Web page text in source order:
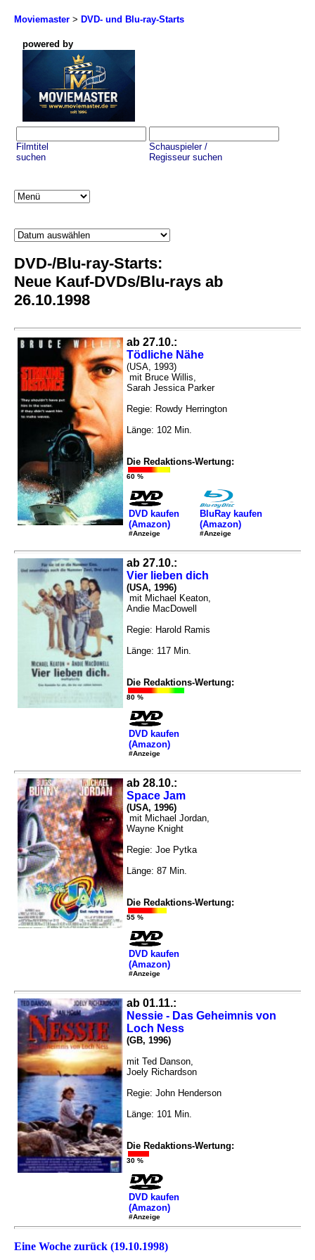
Moviemaster > DVD- und Blu-ray-Starts
powered by
Filmtitel
suchen
Schauspieler /
Regisseur suchen
DVD-/Blu-ray-Starts:
Neue Kauf-DVDs/Blu-rays ab
26.10.1998
ab 27.10.:
Tödliche Nähe
(USA, 1993)
mit Bruce Willis,
Sarah Jessica Parker
Regie: Rowdy Herrington
Länge: 102 Min.
Die Redaktions-Wertung:
60 %
DVD kaufen
(Amazon)
#Anzeige
BluRay kaufen
(Amazon)
#Anzeige
ab 27.10.:
Vier lieben dich
(USA, 1996)
mit Michael Keaton,
Andie MacDowell
Regie: Harold Ramis
Länge: 117 Min.
Die Redaktions-Wertung:
80 %
DVD kaufen
(Amazon)
#Anzeige
ab 28.10.:
Space Jam
(USA, 1996)
mit Michael Jordan,
Wayne Knight
Regie: Joe Pytka
Länge: 87 Min.
Die Redaktions-Wertung:
55 %
DVD kaufen
(Amazon)
#Anzeige
ab 01.11.:
Nessie - Das Geheimnis von
Loch Ness
(GB, 1996)
mit Ted Danson,
Joely Richardson
Regie: John Henderson
Länge: 101 Min.
Die Redaktions-Wertung:
30 %
DVD kaufen
(Amazon)
#Anzeige
Eine Woche zurück (19.10.1998)